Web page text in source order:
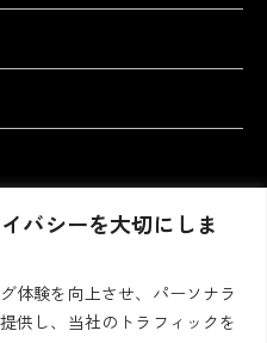
バシーを大切にしま
体験を向上させ、パーソナラ
供し、当社のトラフィックを
資料請求